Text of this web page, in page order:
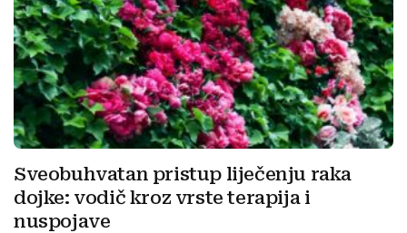
Sveobuhvatan pristup liječenju raka
dojke: vodič kroz vrste terapija i
nuspojave